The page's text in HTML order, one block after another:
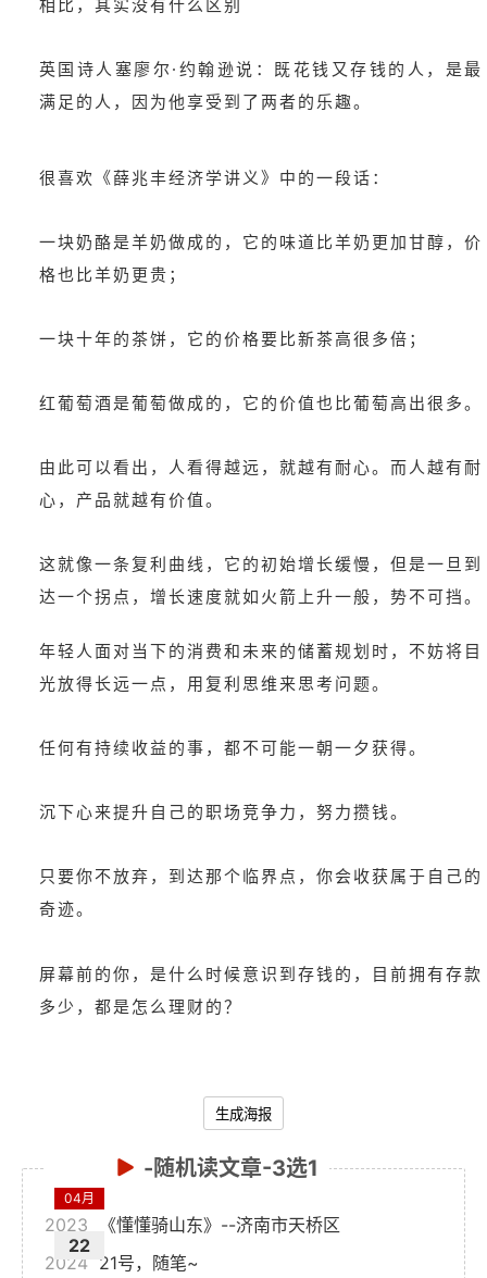
相比，其实没有什么区别
英国诗人塞廖尔·约翰逊说：既花钱又存钱的人，是最
满足的人，因为他享受到了两者的乐趣。
很喜欢《薛兆丰经济学讲义》中的一段话：
一块奶酪是羊奶做成的，它的味道比羊奶更加甘醇，价
格也比羊奶更贵；
一块十年的茶饼，它的价格要比新茶高很多倍；
红葡萄酒是葡萄做成的，它的价值也比葡萄高出很多。
由此可以看出，人看得越远，就越有耐心。而人越有耐
心，产品就越有价值。
这就像一条复利曲线，它的初始增长缓慢，但是一旦到
达一个拐点，增长速度就如火箭上升一般，势不可挡。
年轻人面对当下的消费和未来的储蓄规划时，不妨将目
光放得长远一点，用复利思维来思考问题。
任何有持续收益的事，都不可能一朝一夕获得。
沉下心来提升自己的职场竞争力，努力攒钱。
只要你不放弃，到达那个临界点，你会收获属于自己的
奇迹。
屏幕前的你，是什么时候意识到存钱的，目前拥有存款
多少，都是怎么理财的？
生成海报
-随机读文章-3选1
04月
22
2023
《懂懂骑山东》--济南市天桥区
2024 21号，随笔~